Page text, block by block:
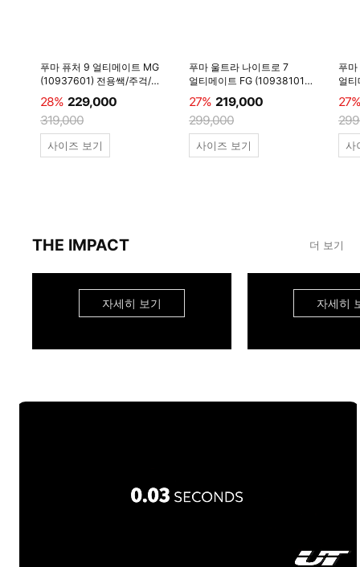
푸마 퓨처 9 얼티메이트 MG
(10937601) 전용쌕/주걱/
양말 #
28% 229,000
319,000
사이즈 보기
푸마 울트라 나이트로 7
얼티메이트 FG (10938101)
전용쌕/주걱/양말 #
27% 219,000
299,000
사이즈 보기
푸
얼
전
27%
사
THE IMPACT 더 보기
자세히 보기 자세히